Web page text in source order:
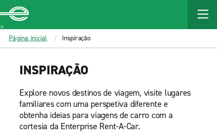
MAIN
CONTENT
Enterprise
Página inicial Inspiração
INSPIRAÇÃO
Explore novos destinos de viagem, visite lugares
familiares com uma perspetiva diferente e
obtenha ideias para viagens de carro com a
cortesia da Enterprise Rent-A-Car.